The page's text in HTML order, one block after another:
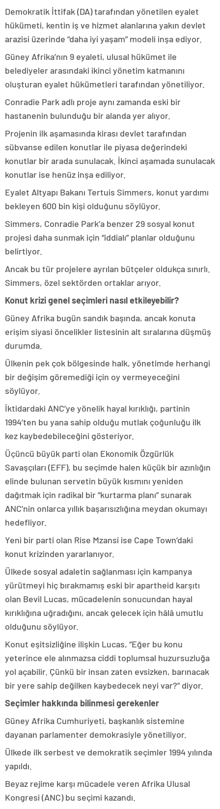
Demokratik İttifak (DA) tarafından yönetilen eyalet
hükümeti, kentin iş ve hizmet alanlarına yakın devlet
arazisi üzerinde “daha iyi yaşam” modeli inşa ediyor.
Güney Afrika’nın 9 eyaleti, ulusal hükümet ile
belediyeler arasındaki ikinci yönetim katmanını
oluşturan eyalet hükümetleri tarafından yönetiliyor.
Conradie Park adlı proje aynı zamanda eski bir
hastanenin bulunduğu bir alanda yer alıyor.
Projenin ilk aşamasında kirası devlet tarafından
sübvanse edilen konutlar ile piyasa değerindeki
konutlar bir arada sunulacak. İkinci aşamada sunulacak
konutlar ise henüz inşa ediliyor.
Eyalet Altyapı Bakanı Tertuis Simmers, konut yardımı
bekleyen 600 bin kişi olduğunu söylüyor.
Simmers, Conradie Park’a benzer 29 sosyal konut
projesi daha sunmak için “iddialı” planlar olduğunu
belirtiyor.
Ancak bu tür projelere ayrılan bütçeler oldukça sınırlı.
Simmers, özel sektörden ortaklar arıyor.
Konut krizi genel seçimleri nasıl etkileyebilir?
Güney Afrika bugün sandık başında, ancak konuta
erişim siyasi öncelikler listesinin alt sıralarına düşmüş
durumda.
Ülkenin pek çok bölgesinde halk, yönetimde herhangi
bir değişim göremediği için oy vermeyeceğini
söylüyor.
İktidardaki ANC’ye yönelik hayal kırıklığı, partinin
1994’ten bu yana sahip olduğu mutlak çoğunluğu ilk
kez kaybedebileceğini gösteriyor.
Üçüncü büyük parti olan Ekonomik Özgürlük
Savaşçıları (EFF), bu seçimde halen küçük bir azınlığın
elinde bulunan servetin büyük kısmını yeniden
dağıtmak için radikal bir “kurtarma planı” sunarak
ANC’nin onlarca yıllık başarısızlığına meydan okumayı
hedefliyor.
Yeni bir parti olan Rise Mzansi ise Cape Town’daki
konut krizinden yararlanıyor.
Ülkede sosyal adaletin sağlanması için kampanya
yürütmeyi hiç bırakmamış eski bir apartheid karşıtı
olan Bevil Lucas, mücadelenin sonucundan hayal
kırıklığına uğradığını, ancak gelecek için hâlâ umutlu
olduğunu söylüyor.
Konut eşitsizliğine ilişkin Lucas, “Eğer bu konu
yeterince ele alınmazsa ciddi toplumsal huzursuzluğa
yol açabilir. Çünkü bir insan zaten evsizken, barınacak
bir yere sahip değilken kaybedecek neyi var?” diyor.
Seçimler hakkında bilinmesi gerekenler
Güney Afrika Cumhuriyeti, başkanlık sistemine
dayanan parlamenter demokrasiyle yönetiliyor.
Ülkede ilk serbest ve demokratik seçimler 1994 yılında
yapıldı.
Beyaz rejime karşı mücadele veren Afrika Ulusal
Kongresi (ANC) bu seçimi kazandı.